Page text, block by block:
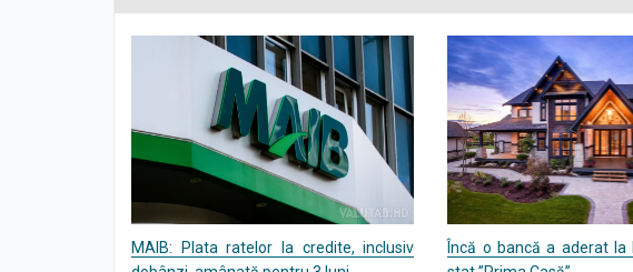
MAIB: Plata ratelor la credite, inclusiv
Încă o bancă a aderat la